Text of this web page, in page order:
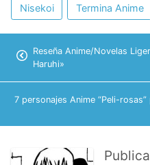
Nisekoi Termina Anime
Reseña Anime/Novelas
Haruhi»
7 personajes Anime “Peli-